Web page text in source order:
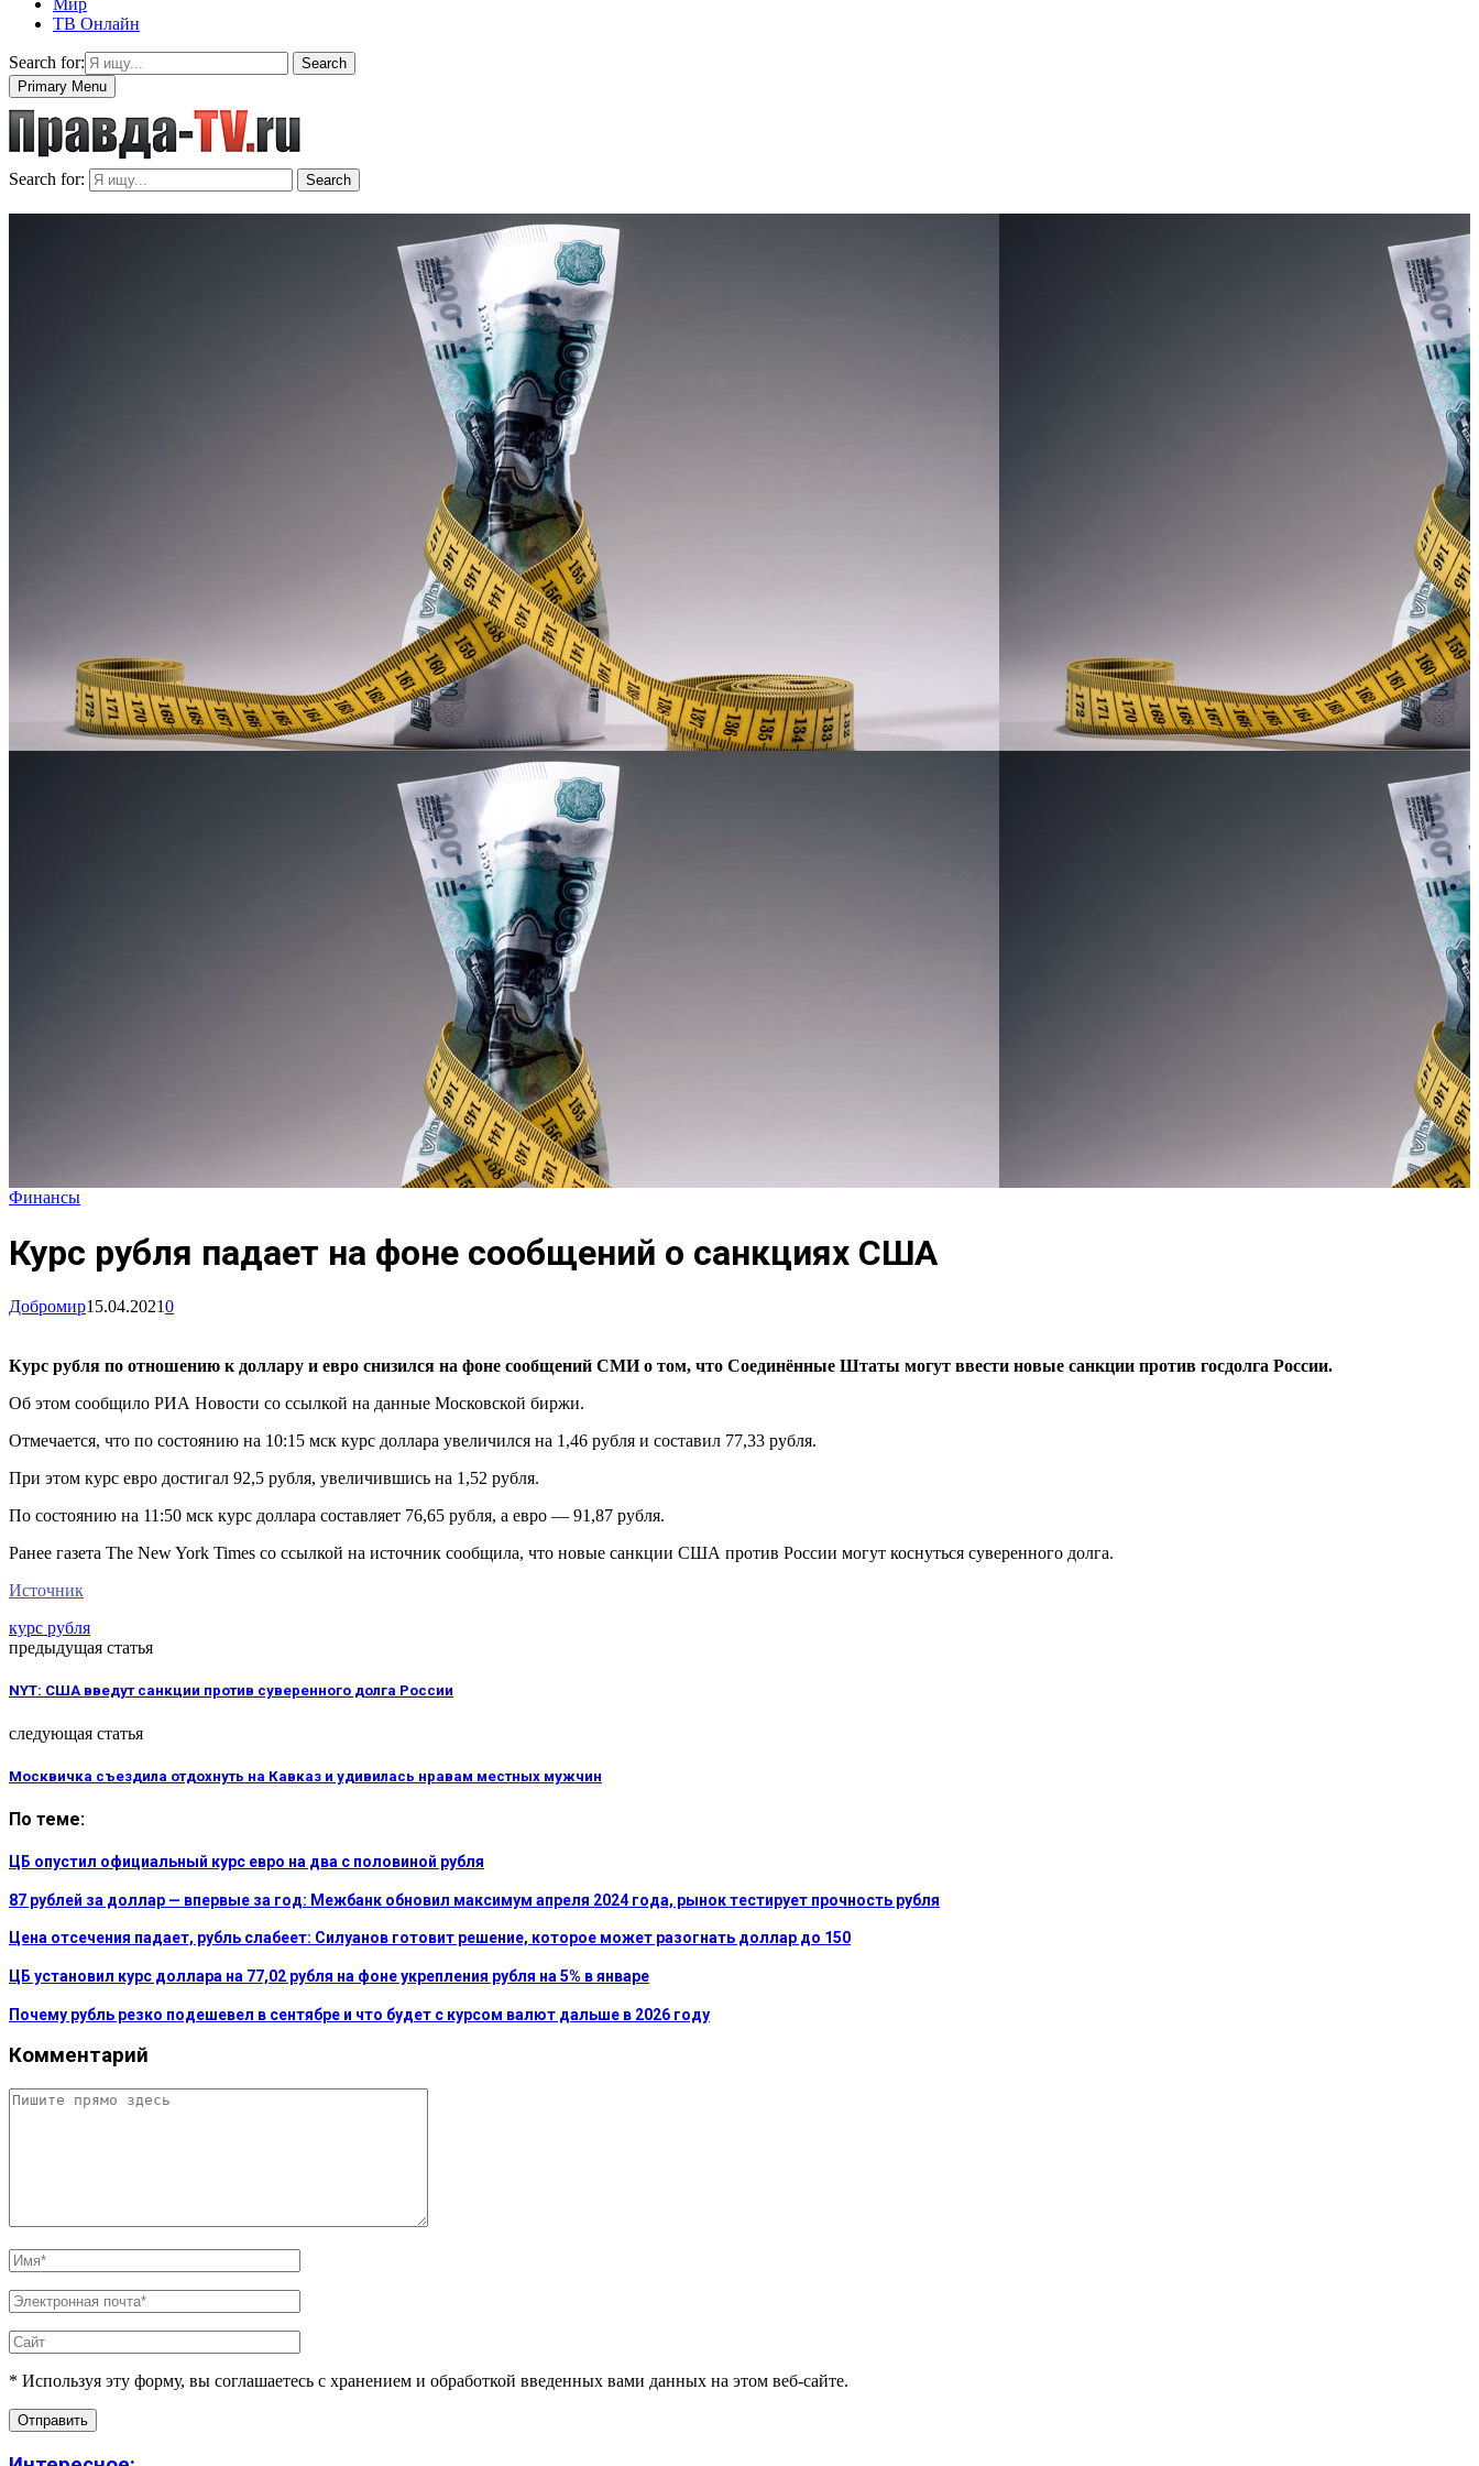
Мир
ТВ Онлайн
Search for:
Search
Primary Menu
Search for: Search
Финансы
Курс рубля падает на фоне сообщений о санкциях США
Добромир15.04.20210
Курс рубля по отношению к доллару и евро снизился на фоне сообщений СМИ о том, что Соединённые Штаты могут ввести новые санкции против госдолга России.
Об этом сообщило РИА Новости со ссылкой на данные Московской биржи.
Отмечается, что по состоянию на 10:15 мск курс доллара увеличился на 1,46 рубля и составил 77,33 рубля.
При этом курс евро достигал 92,5 рубля, увеличившись на 1,52 рубля.
По состоянию на 11:50 мск курс доллара составляет 76,65 рубля, а евро — 91,87 рубля.
Ранее газета The New York Times со ссылкой на источник сообщила, что новые санкции США против России могут коснуться суверенного долга.
Источник
курс рубля
предыдущая статья
NYT: США введут санкции против суверенного долга России
следующая статья
Москвичка съездила отдохнуть на Кавказ и удивилась нравам местных мужчин
По теме:
ЦБ опустил официальный курс евро на два с половиной рубля
87 рублей за доллар — впервые за год: Межбанк обновил максимум апреля 2024 года, рынок тестирует прочность рубля
Цена отсечения падает, рубль слабеет: Силуанов готовит решение, которое может разогнать доллар до 150
ЦБ установил курс доллара на 77,02 рубля на фоне укрепления рубля на 5% в январе
Почему рубль резко подешевел в сентябре и что будет с курсом валют дальше в 2026 году
Комментарий
* Используя эту форму, вы соглашаетесь с хранением и обработкой введенных вами данных на этом веб-сайте.